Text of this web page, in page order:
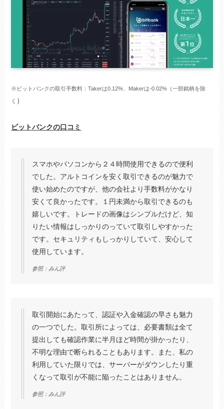
※ビットバンクの取引手数料：Takerは0.12%、Makerは-0.02%（一部銘柄を除
く ）
ビットバンクの口コミ
スマホやパソコンから２４時間使用できるので便利
でした。アルトコインを安く取引できるのが魅力で
使い始めたのですが、他の会社より手数料がかなり
安くて良かったです。１円未満から取引できるのも
嬉しいです。トレードの画像はシンプルだけど、知
りたい情報はしっかりのっていて取引しやすかった
です。セキュリティもしっかりしていて、安心して
使用しています。
参照：みん評
取引開始にあたって、認証や入金確認の早さも魅力
の一つでした。取引所によっては、必要書類は全て
提出しても確認作業に半月ほど時間が掛かったり、
不明な理由で断られることもあります。また、私の
利用していた限りでは、サーバーがダウンしたり重
くなって取引が不能に陥ったことはありません。
参照：みん評